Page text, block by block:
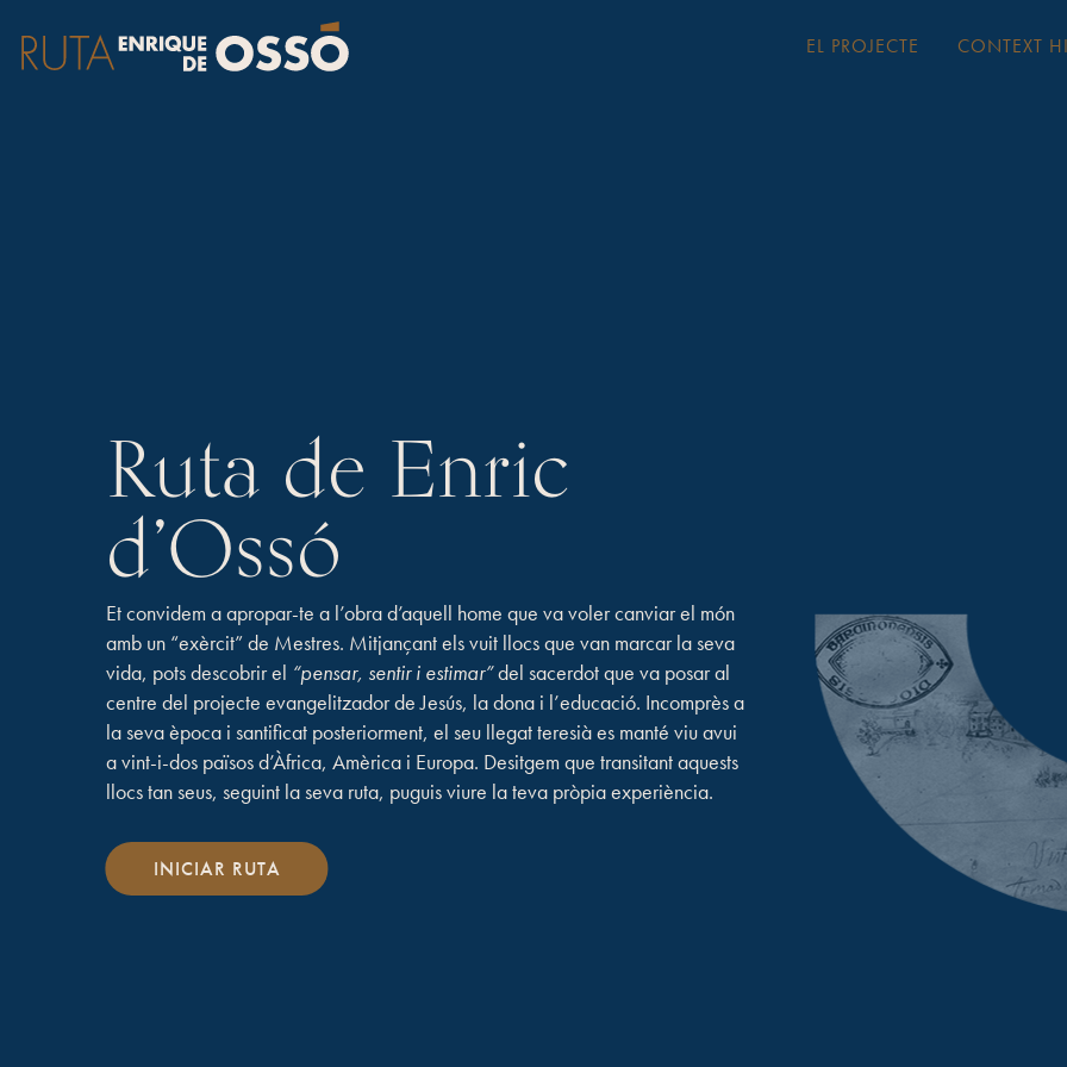
EL PROJECTE CONTEXT
Ruta de Enric
d’Ossó
Et convidem a apropar-te a l’obra d’aquell home que va voler canviar el món
amb un “exèrcit” de Mestres. Mitjançant els vuit llocs que van marcar la seva
vida, pots descobrir el “pensar, sentir i estimar”del sacerdot que va posar al
centre del projecte evangelitzador de Jesús, la dona i l’educació. Incomprès a
la seva època i santificat posteriorment, el seu llegat teresià es manté viu avui
a vint-i-dos països d’Àfrica, Amèrica i Europa. Desitgem que transitant aquests
llocs tan seus, seguint la seva ruta, puguis viure la teva pròpia experiència.
INICIAR RUTA